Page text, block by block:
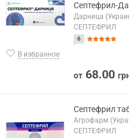
В избранное
Септефрил-
Дарница
СЕПТЕФРИЛ
6
от 68.00
Септефрил
Агрофарм
СЕПТЕФРИЛ